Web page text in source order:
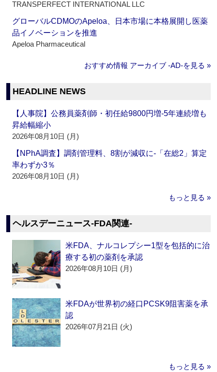
TRANSPERFECT INTERNATIONAL LLC
グローバルCDMOのApeloa、日本市場に本格展開し医薬
品イノベーションを推進
Apeloa Pharmaceutical
おすすめ情報 アーカイブ ‐AD‐を見る »
HEADLINE NEWS
【人事院】公務員薬剤師・初任給9800円増‐5年連続増も
昇給幅縮小
2026年08月10日 (月)
【NPhA調査】調剤管理料、8割が減収に‐「在総2」算定
率わずか3％
2026年08月10日 (月)
もっと見る »
ヘルスデーニュース‐FDA関連‐
米FDA、ナルコレプシー1型を包括的に治
療する初の薬剤を承認
2026年08月10日 (月)
米FDAが世界初の経口PCSK9阻害薬を承
認
2026年07月21日 (火)
もっと見る »